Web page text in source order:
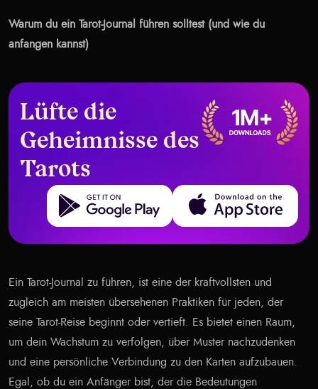
Warum du ein Tarot-Journal führen solltest (und wie du
anfangen kannst)
Lüfte die
Geheimnisse des
Tarots
Get it on Google Play Download on the App Store
Ein Tarot-Journal zu führen, ist eine der kraftvollsten und
zugleich am meisten übersehenen Praktiken für jeden, der
seine Tarot-Reise beginnt oder vertieft. Es bietet einen Raum,
um dein Wachstum zu verfolgen, über Muster nachzudenken
und eine persönliche Verbindung zu den Karten aufzubauen.
Egal, ob du ein Anfänger bist, der die Bedeutungen